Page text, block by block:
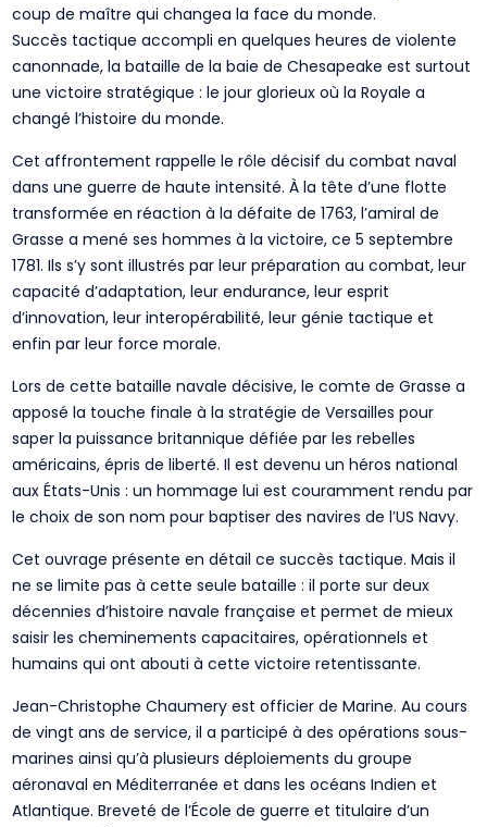
coup de maître qui changea la face du monde.
Succès tactique accompli en quelques heures de violente
canonnade, la bataille de la baie de Chesapeake est surtout
une victoire stratégique : le jour glorieux où la Royale a
changé l’histoire du monde.
Cet affrontement rappelle le rôle décisif du combat naval
dans une guerre de haute intensité. À la tête d’une flotte
transformée en réaction à la défaite de 1763, l’amiral de
Grasse a mené ses hommes à la victoire, ce 5 septembre
1781. Ils s’y sont illustrés par leur préparation au combat, leur
capacité d’adaptation, leur endurance, leur esprit
d’innovation, leur interopérabilité, leur génie tactique et
enfin par leur force morale.
Lors de cette bataille navale décisive, le comte de Grasse a
apposé la touche finale à la stratégie de Versailles pour
saper la puissance britannique défiée par les rebelles
américains, épris de liberté. Il est devenu un héros national
aux États-Unis : un hommage lui est couramment rendu par
le choix de son nom pour baptiser des navires de l’US Navy.
Cet ouvrage présente en détail ce succès tactique. Mais il
ne se limite pas à cette seule bataille : il porte sur deux
décennies d’histoire navale française et permet de mieux
saisir les cheminements capacitaires, opérationnels et
humains qui ont abouti à cette victoire retentissante.
Jean-Christophe Chaumery est officier de Marine. Au cours
de vingt ans de service, il a participé à des opérations sous-
marines ainsi qu’à plusieurs déploiements du groupe
aéronaval en Méditerranée et dans les océans Indien et
Atlantique. Breveté de l’École de guerre et titulaire d’un